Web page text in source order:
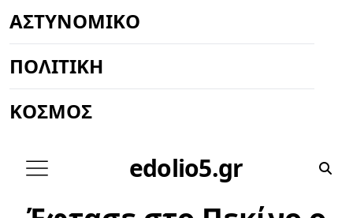
ΑΣΤΥΝΟΜΙΚΌ
ΠΟΛΙΤΙΚΉ
ΚΌΣΜΟΣ
edolio5.gr